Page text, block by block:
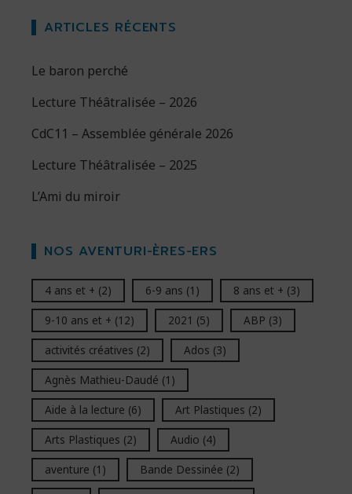
ARTICLES RÉCENTS
Le baron perché
Lecture Théâtralisée – 2026
CdC11 – Assemblée générale 2026
Lecture Théâtralisée – 2025
L’Ami du miroir
NOS AVENTURI-ÈRES-ERS
4 ans et + (2) 6-9 ans (1) 8 ans et + (3)
9-10 ans et + (12) 2021 (5) ABP (3)
activités créatives (2) Ados (3)
Agnès Mathieu-Daudé (1)
Aide à la lecture (6) Art Plastiques (2)
Arts Plastiques (2) Audio (4)
aventure (1) Bande Dessinée (2)